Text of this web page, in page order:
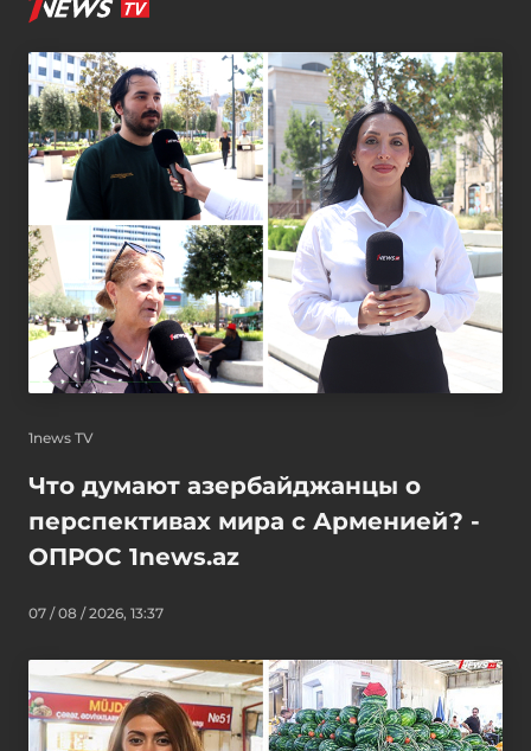
1news TV
Что думают азербайджанцы о
перспективах мира с Арменией? -
ОПРОС 1news.az
07 / 08 / 2026, 13:37